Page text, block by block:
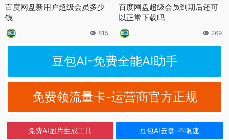
百度网盘新用户超级会员多少
钱
815
百度网盘超级会员到期后还可
以正常下载吗
269
豆包AI-免费全能AI助手
免费领流量卡-运营商官方正规
免费AI图片生成工具 豆包AI云盘-不限速